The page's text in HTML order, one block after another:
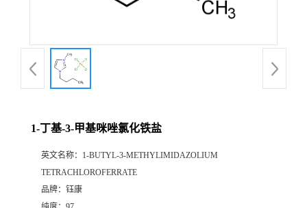
1-丁基-3-甲基咪唑氯化铁盐
英文名称： 1-BUTYL-3-METHYLIMIDAZOLIUM
TETRACHLOROFERRATE
品牌： 钰康